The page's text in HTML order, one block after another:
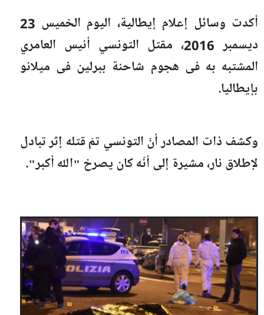
أكدت وسائل إعلام إيطالية، اليوم الخميس 23
ديسمبر 2016، مقتل التونسي أنيس العامري
المشتبه به فى هجوم شاحنة ببرلين فى ميلانو
بإيطاليا.
وكشف ذات المصادر أنّ التونسي تمّ قتله إثر تبادل
لإطلاق نار، مشيرة إلى أنّه كان يصرخ "الله أكبر".